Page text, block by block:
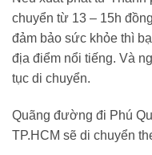
chuyển từ 13 – 15h
đảm bảo sức khỏe thì
địa điểm nổi tiếng. Và
tục di chuyển.
Quãng đường đi Phú
TP.HCM sẽ di chuyển